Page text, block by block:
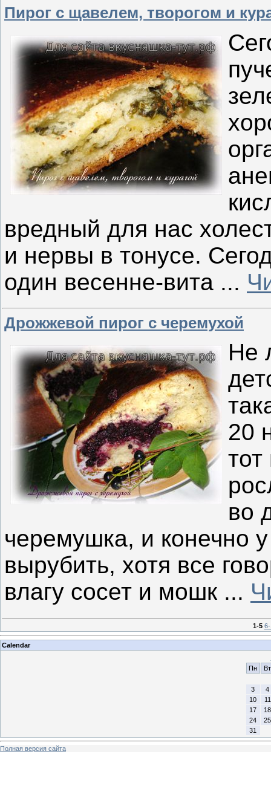
Пирог с щавелем, творогом и
вредный для нас
и нервы в тонусе.
один весенне-вита ...
Дрожжевой пирог с черемухой
Не
20
во
черемушка, и конечно
вырубить, хотя все
влагу сосет и мошк ...
1-5
Calendar
Пн
Вт
3
4
10
11
17
18
24
25
31
Полная версия сайта